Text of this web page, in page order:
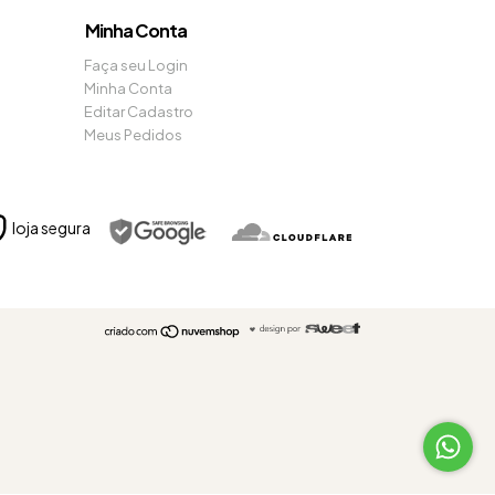
Minha Conta
Faça seu Login
Minha Conta
Editar Cadastro
Meus Pedidos
loja segura